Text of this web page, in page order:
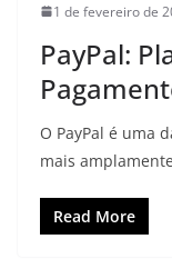
1 de fevereiro de
PayPal:
O PayPal é uma
mais
Read More